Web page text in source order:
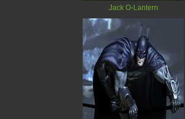
Jack O-Lantern